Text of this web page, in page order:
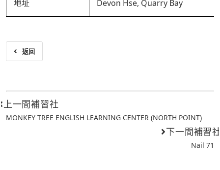
地址 Devon Hse, Quarry Bay
返回
上一間補習社
MONKEY TREE ENGLISH LEARNING CENTER (NORTH POINT)
下一間補習
Nail 71